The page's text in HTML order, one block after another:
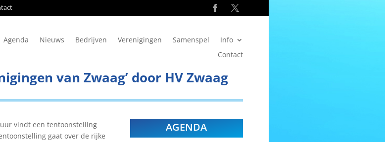
Agenda Nieuws Bedrijven Verenigingen Samenspel
Info
Contact
van Zwaag’ door HV Zwaag
vindt een tentoonstelling
gaat over de rijke
AGENDA